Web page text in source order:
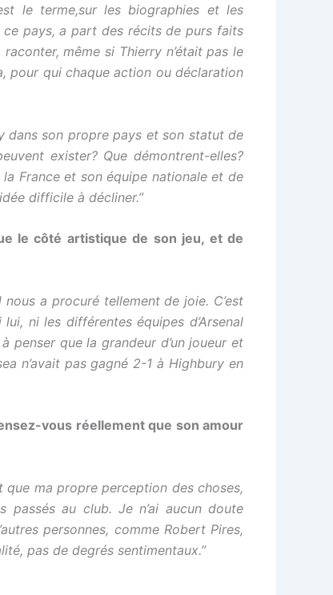
le terme,sur les biographies et les
ce pays, a part des récits de purs faits
même si Thierry n’était pas le
pour qui chaque action ou déclaration
dans son propre pays et son statut de
exister? Que démontrent-elles?
France et son équipe nationale et de
difficile à décliner.”
le côté artistique de son jeu, et de
a procuré tellement de joie. C’est
ni les différentes équipes d’Arsenal
penser que la grandeur d’un joueur et
n’avait pas gagné 2-1 à Highbury en
vous réellement que son amour
que ma propre perception des choses,
passés au club. Je n’ai aucun doute
personnes, comme Robert Pires,
pas de degrés sentimentaux.”